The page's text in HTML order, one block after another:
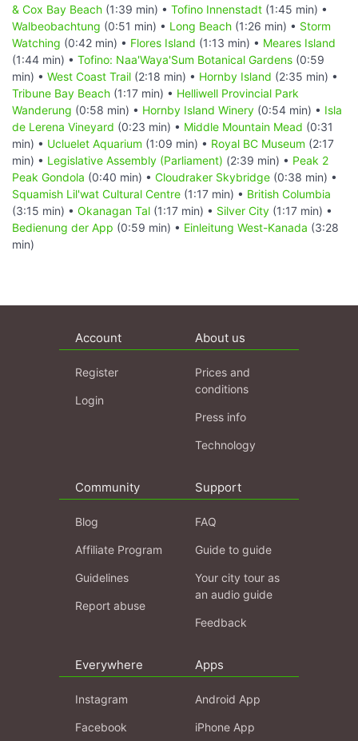
& Cox Bay Beach (1:39 min) • Tofino Innenstadt (1:45 min) •
Walbeobachtung (0:51 min) • Long Beach (1:26 min) • Storm
Watching (0:42 min) • Flores Island (1:13 min) • Meares Island
(1:44 min) • Tofino: Naa'Waya'Sum Botanical Gardens (0:59
min) • West Coast Trail (2:18 min) • Hornby Island (2:35 min) •
Tribune Bay Beach (1:17 min) • Helliwell Provincial Park
Wanderung (0:58 min) • Hornby Island Winery (0:54 min) • Isla
de Lerena Vineyard (0:23 min) • Middle Mountain Mead (0:31
min) • Ucluelet Aquarium (1:09 min) • Royal BC Museum (2:17
min) • Legislative Assembly (Parliament) (2:39 min) • Peak 2
Peak Gondola (0:40 min) • Cloudraker Skybridge (0:38 min) •
Squamish Lil'wat Cultural Centre (1:17 min) • British Columbia
(3:15 min) • Okanagan Tal (1:17 min) • Silver City (1:17 min) •
Bedienung der App (0:59 min) • Einleitung West-Kanada (3:28
min)
Account
Register
Login
About us
Prices and
conditions
Press info
Technology
Community
Blog
Affiliate Program
Guidelines
Report abuse
Support
FAQ
Guide to guide
Your city tour as
an audio guide
Feedback
Everywhere
Instagram
Facebook
Apps
Android App
iPhone App